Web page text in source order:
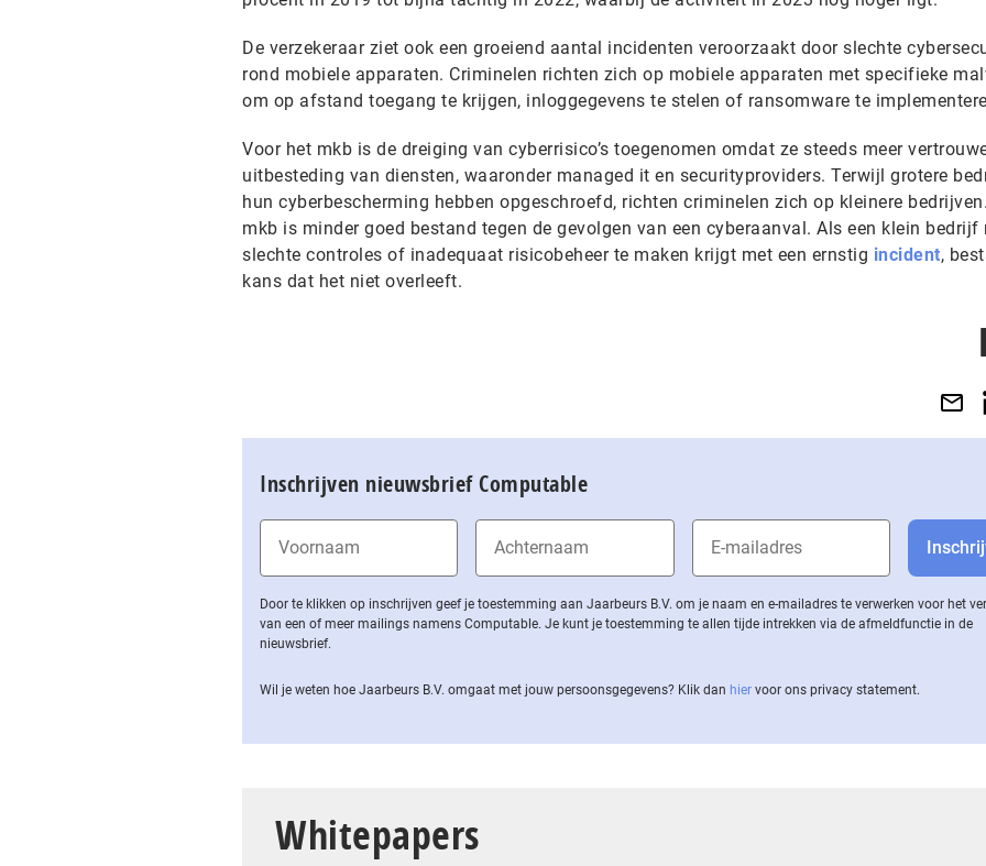
De verzekeraar ziet ook een groeiend aantal incidenten veroorzaakt door slechte
rond mobiele apparaten. Criminelen richten zich op mobiele apparaten met specifieke
om op afstand toegang te krijgen, inloggegevens te stelen of ransomware te
Voor het mkb is de dreiging van cyberrisico’s toegenomen omdat ze steeds meer
uitbesteding van diensten, waaronder managed it en securityproviders. Terwijl grotere
hun cyberbescherming hebben opgeschroefd, richten criminelen zich op kleinere
mkb is minder goed bestand tegen de gevolgen van een cyberaanval. Als een klein bedrijf
slechte controles of inadequaat risicobeheer te maken krijgt met een ernstig incident,
kans dat het niet overleeft.
Inschrijven nieuwsbrief Computable
Door te klikken op inschrijven geef je toestemming aan Jaarbeurs B.V. om je naam en e-mailadres te verwerken voor het
van een of meer mailings namens Computable. Je kunt je toestemming te allen tijde intrekken via de af­meld­func­tie in de
nieuwsbrief.
Wil je weten hoe Jaarbeurs B.V. omgaat met jouw per­soons­ge­ge­vens? Klik dan hier voor ons privacy statement.
Whitepapers